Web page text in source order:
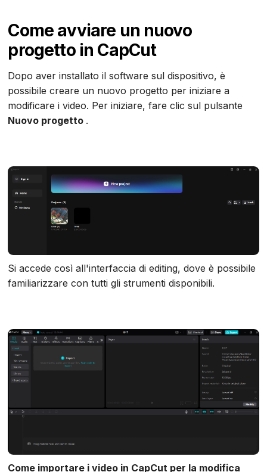
Come avviare un nuovo
progetto in CapCut
Dopo aver installato il software sul dispositivo, è
possibile creare un nuovo progetto per iniziare a
modificare i video. Per iniziare, fare clic sul pulsante
Nuovo progetto .
Si accede così all'interfaccia di editing, dove è possibile
familiarizzare con tutti gli strumenti disponibili.
Come importare i video in CapCut per la modifica